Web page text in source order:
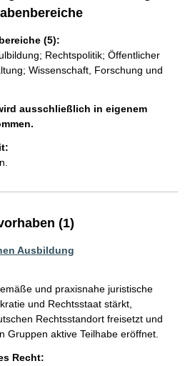
(5):
Rechtspolitik; Öffentlicher
Wissenschaft, Forschung und
ausschließlich in eigenem
(1)
Ausbildung
und praxisnahe juristische
und Rechtsstaat stärkt,
Rechtsstandort freisetzt und
Gruppen aktive Teilhabe eröffnet.
Recht: